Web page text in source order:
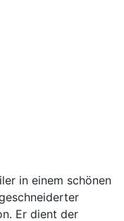
in einem schönen
Er dient der